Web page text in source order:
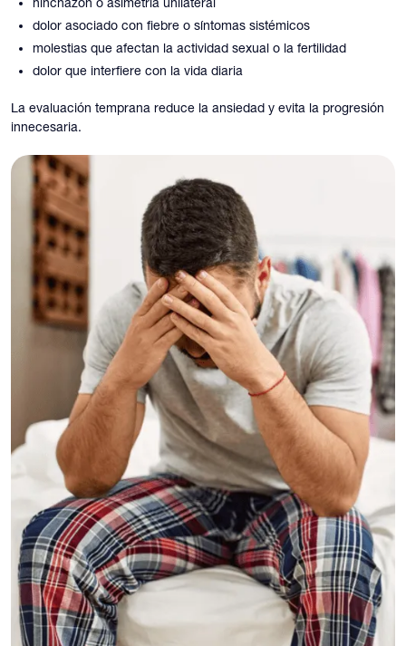
dolor asociado con fiebre o síntomas sistémicos
molestias que afectan la actividad sexual o la fertilidad
dolor que interfiere con la vida diaria
La evaluación temprana reduce la ansiedad y evita la progresión
innecesaria.